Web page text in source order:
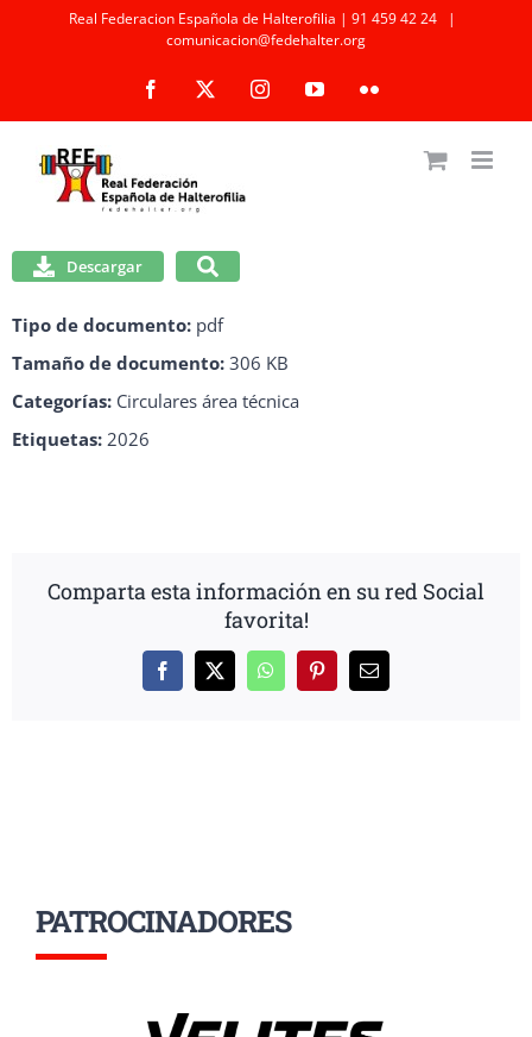
Real Federacion Española de Halterofilia | 91 459 42 24
|
comunicacion@fedehalter.org
Facebook InstagramYouTubeFlickr
Descargar
Tipo de documento: pdf
Tamaño de documento: 306 KB
Categorías: Circulares área técnica
Etiquetas: 2026
Comparta esta información en su red Social
favorita!
Facebook
X WhatsAppPinterestCorreo
PATROCINADORES